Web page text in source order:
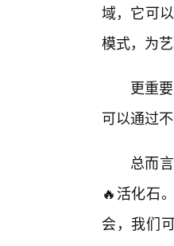
域，它可
模式，为
更重
可以通过
总而
🔥活化石
会，我们